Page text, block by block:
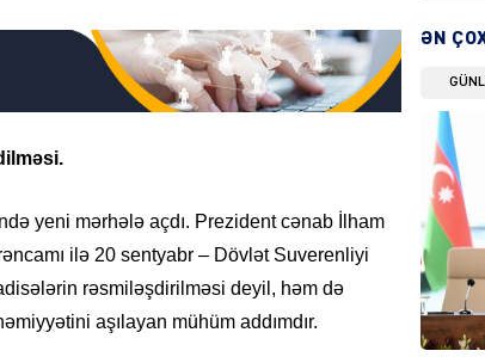
yeni mərhələ açdı. Prezident cənab İlham
ilə 20 sentyabr – Dövlət Suverenliyi
rəsmiləşdirilməsi deyil, həm də
aşılayan mühüm addımdır.
DÜNYA
DÜNYA
ƏN